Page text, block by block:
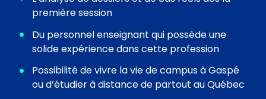
première session
Du personnel enseignant qui possède une
solide expérience dans cette profession
Possibilité de vivre la vie de campus à Gaspé
ou d’étudier à distance de partout au Québec